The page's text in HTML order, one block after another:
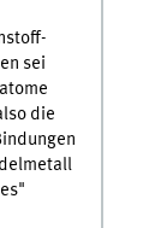
sei
die